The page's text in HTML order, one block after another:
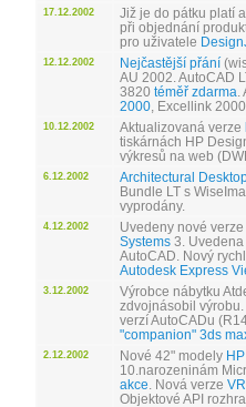
17.12.2002 Již je do pátku platí
při objednání
pro uživatele
12.12.2002 Nejčastější přání
AU 2002. AutoCAD
3820 téměř zdarma
2000 , Excellink
10.12.2002 Aktualizovaná verze
tiskárnách HP
výkresů na web
6.12.2002 Architectural
Bundle LT s
vyprodány.
4.12.2002 Uvedeny nové
Systems 3. Uvedena
AutoCAD. Nový
Autodesk Express
3.12.2002 Výrobce nábytku
zdvojnásobil výrobu.
verzí AutoCADu
"companion" 3ds
2.12.2002 Nové 42" modely
10.narozeninám
akce . Nová verze
Objektové API